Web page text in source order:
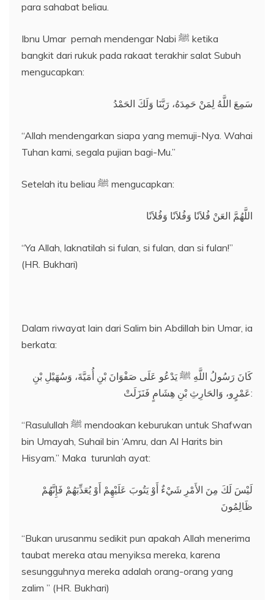
para sahabat beliau.
Ibnu Umar pernah mendengar Nabi ﷺ ketika
bangkit dari rukuk pada rakaat terakhir salat Subuh
mengucapkan:
سَمِعَ اللَّهُ لِمَنْ حَمِدَهُ، رَبَّنَا وَلَكَ الحَمْدُ
“Allah mendengarkan siapa yang memuji-Nya. Wahai
Tuhan kami, segala pujian bagi-Mu.”
Setelah itu beliau ﷺ mengucapkan:
اللَّهُمَّ العَنْ فُلاَنًا وَفُلاَنًا وَفُلاَنًا
“Ya Allah, laknatilah si fulan, si fulan, dan si fulan!”
(HR. Bukhari)
Dalam riwayat lain dari Salim bin Abdillah bin Umar, ia
berkata:
كَانَ رَسُولُ اللَّهِ ﷺ يَدْعُو عَلَى صَفْوَانَ بْنِ أُمَيَّةَ، وَسُهَيْلِ بْنِ
عَمْرٍو، وَالحَارِثِ بْنِ هِشَامٍ فَنَزَلَتْ:
“Rasulullah ﷺ mendoakan keburukan untuk Shafwan
bin Umayah, Suhail bin ‘Amru, dan Al Harits bin
Hisyam.” Maka turunlah ayat:
لَيْسَ لَكَ مِنَ الأَمْرِ شَيْءٌ أَوْ يَتُوبَ عَلَيْهِمْ أَوْ يُعَذِّبَهُمْ فَإِنَّهُمْ
ظَالِمُونَ
“Bukan urusanmu sedikit pun apakah Allah menerima
taubat mereka atau menyiksa mereka, karena
sesungguhnya mereka adalah orang-orang yang
zalim ” (HR. Bukhari)